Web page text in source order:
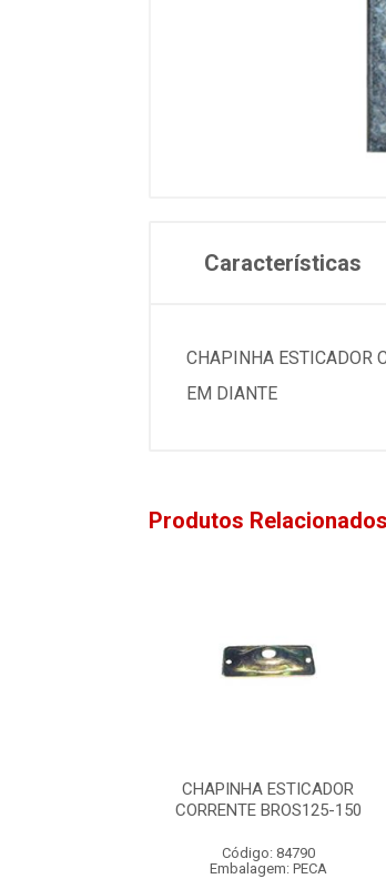
Características
CHAPINHA ESTICADOR
EM DIANTE
Produtos Relacionados
CHAPINHA ESTICADOR
CORRENTE BROS125-150
Código: 84790
Embalagem: PECA